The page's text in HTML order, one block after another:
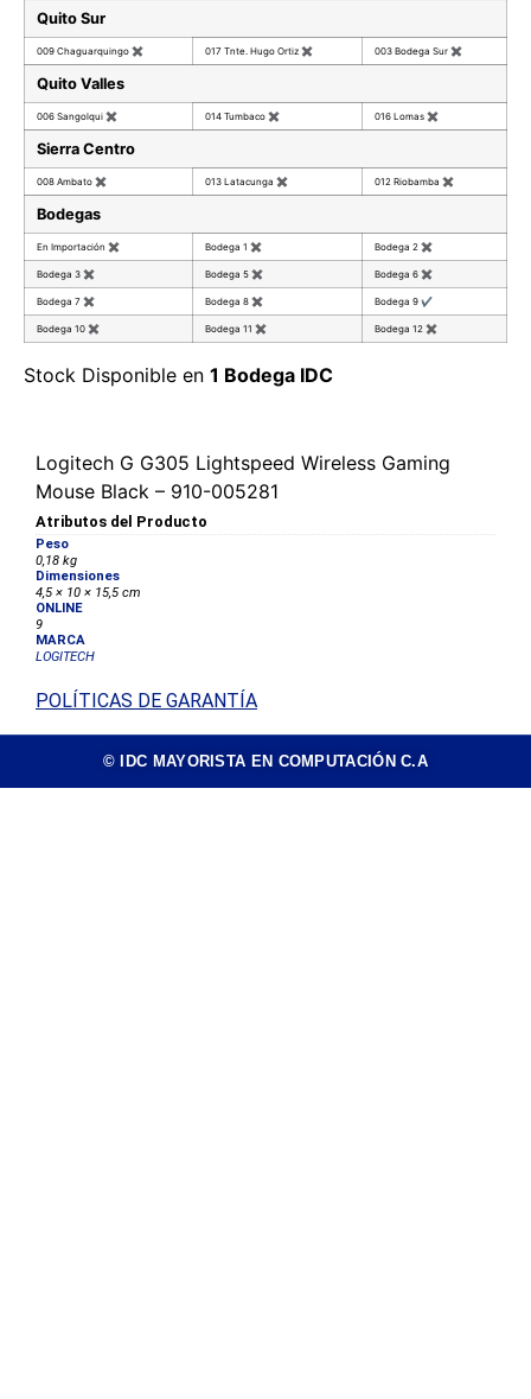
Quito Sur
009 Chaguarquingo ✖ 017 Tnte. Hugo Ortiz ✖ 003 Bodega Sur ✖
Quito Valles
006 Sangolqui ✖ 014 Tumbaco ✖ 016 Lomas ✖
Sierra Centro
008 Ambato ✖ 013 Latacunga ✖ 012 Riobamba ✖
Bodegas
En Importación ✖ Bodega 1 ✖ Bodega 2 ✖
Bodega 3 ✖ Bodega 5 ✖ Bodega 6 ✖
Bodega 7 ✖ Bodega 8 ✖ Bodega 9 ✔
Bodega 10 ✖ Bodega 11 ✖ Bodega 12 ✖
Stock Disponible en 1 Bodega IDC
Logitech G G305 Lightspeed Wireless Gaming
Mouse Black – 910-005281
Atributos del Producto
Peso
0,18 kg
Dimensiones
4,5 × 10 × 15,5 cm
ONLINE
9
MARCA
LOGITECH
POLÍTICAS DE GARANTÍA
© IDC MAYORISTA EN COMPUTACIÓN C.A